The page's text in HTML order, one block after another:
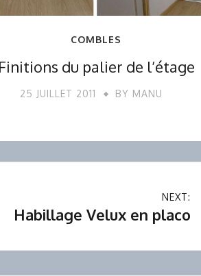
COMBLES
Finitions du palier de l’étage
25 JUILLET 2011 BY MANU
NEXT:
Habillage Velux en placo